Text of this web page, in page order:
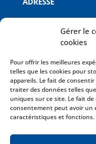
Gérer le
cookies
Pour offrir les meilleures
telles que les cookies pour
appareils. Le fait de
traiter des données telles
uniques sur ce site. Le fait
consentement peut avoir un
caractéristiques et fonctions.
ZI Le Royeux
Rue Eugène
INFOS
Mentions légales
Politique de
Plan du site